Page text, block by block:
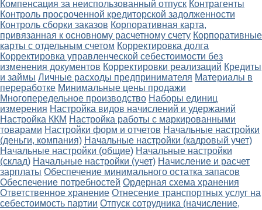
Компенсация за неиспользованный отпуск Контрагенты
Контроль просроченной кредиторской задолженности
Контроль сборки заказов Корпоративная карта,
привязанная к основному расчетному счету Корпоративные
карты с отдельным счетом Корректировка долга
Корректировка управленческой себестоимости без
изменения документов Корректировки реализаций Кредиты
и займы Личные расходы предпринимателя Материалы в
переработке Минимальные цены продажи
Многопередельное производство Наборы единиц
измерения Настройка видов начислений и удержаний
Настройка ККМ Настройка работы с маркированными
товарами Настройки форм и отчетов Начальные настройки
(деньги, компания) Начальные настройки (кадровый учет)
Начальные настройки (общие) Начальные настройки
(склад) Начальные настройки (учет) Начисление и расчет
зарплаты Обеспечение минимального остатка запасов
Обеспечение потребностей Ордерная схема хранения
Ответственное хранение Отнесение транспортных услуг на
себестоимость партии Отпуск сотрудника (начисление,